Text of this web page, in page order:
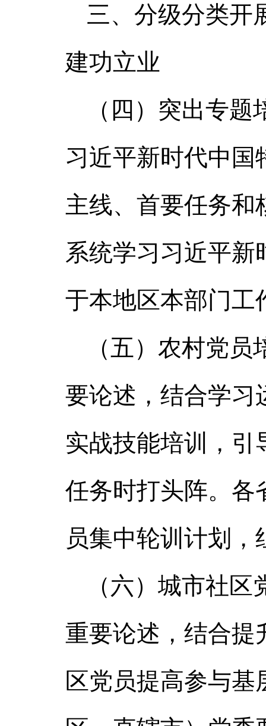
三、分级分类开
建功立业
（四）突出专
习近平新时代中国
主线、首要任务和
系统学习习近平
于本地区本部门工
（五）农村党
要论述，结合学习
实战技能培训，引
任务时打头阵。各
员集中轮训计划
（六）城市社
重要论述，结合提
区党员提高参与